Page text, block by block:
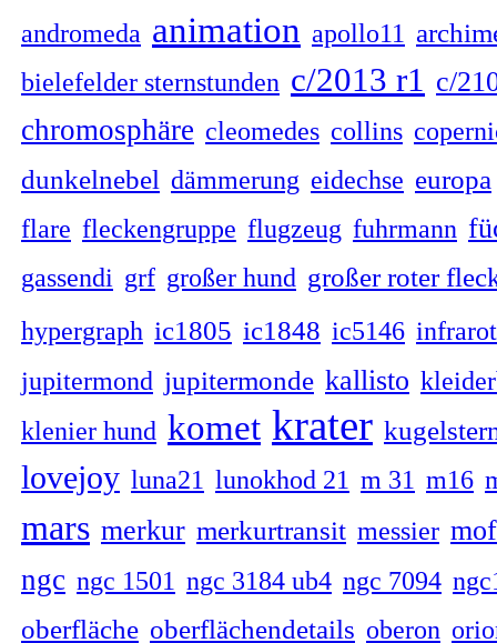
andromeda animation apollo11
bielefelder sternstunden c/2013 r1 c/
chromosphäre cleomedes collins
dunkelnebel dämmerung eidechse europa
flare fleckengruppe flugzeug fuhrmann
gassendi grf großer hund großer roter
hypergraph ic1805 ic1848 ic5146 infrarot
jupitermond jupitermonde kallisto
klenier hund komet krater
lovejoy luna21 lunokhod 21 m 31 m16
mars merkur merkurtransit messier
ngc ngc 1501 ngc 3184 ub4 ngc 7094
oberfläche oberflächendetails oberon